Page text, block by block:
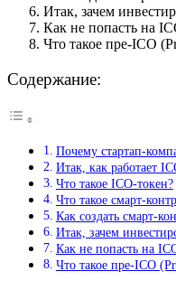
Итак, зачем
Как не попасть на
Что такое пре-ICO
Содержание:
Почему стартап-
Итак, как работает
Что такое ICO-токен?
Что такое смарт-
Как создать смарт-
Итак, зачем
Как не попасть на
Что такое пре-ICO